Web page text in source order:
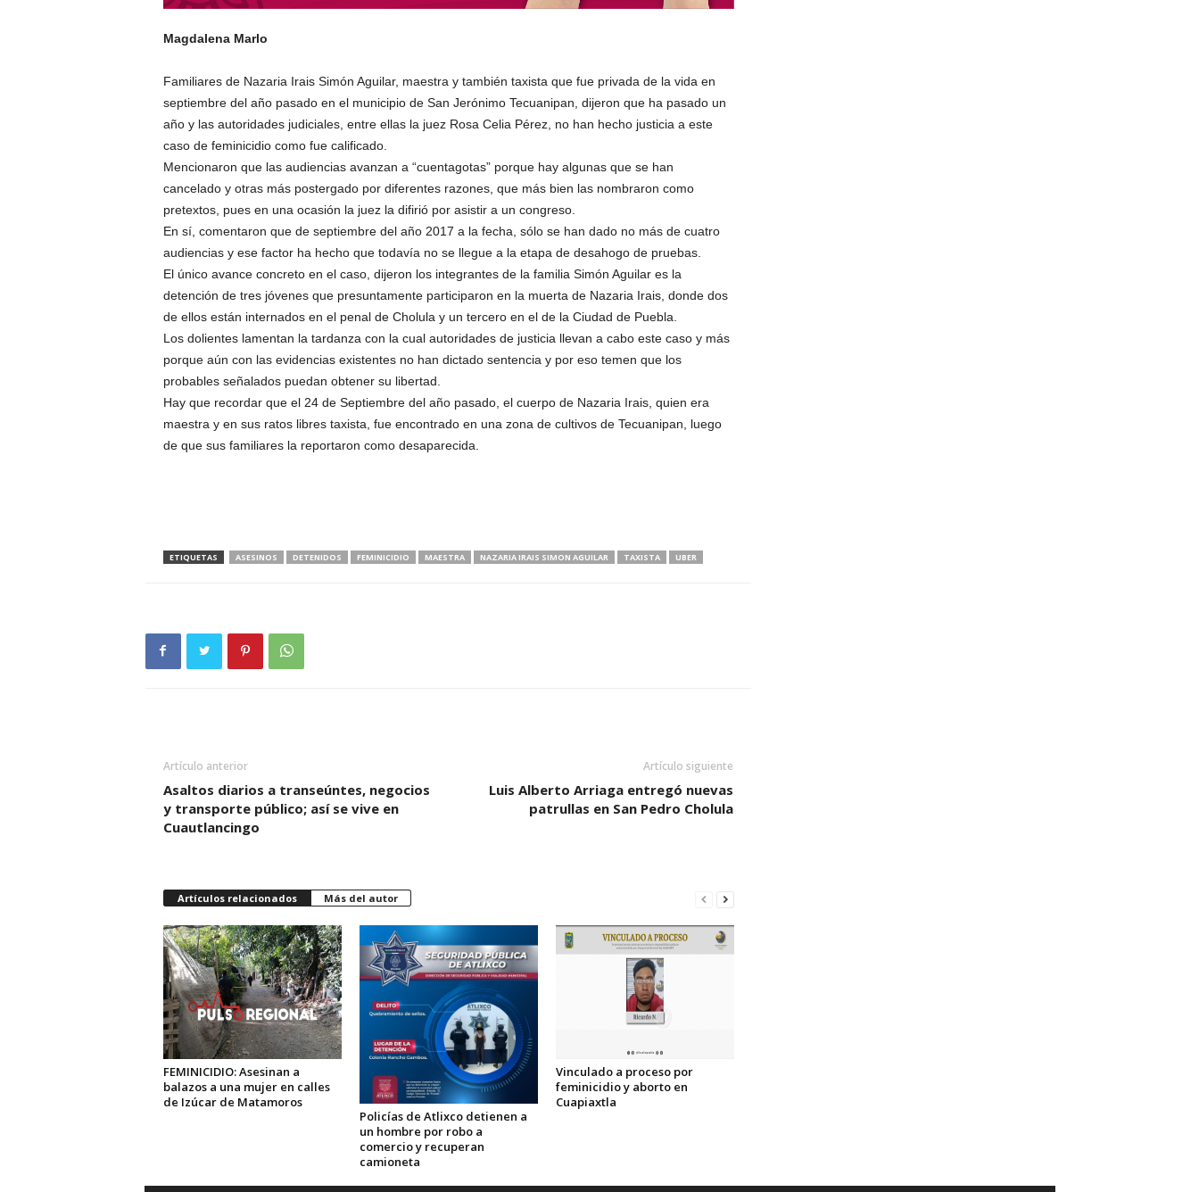
Magdalena Marlo
Familiares de Nazaria Irais Simón Aguilar, maestra y también taxista que fue privada de la vida en
septiembre del año pasado en el municipio de San Jerónimo Tecuanipan, dijeron que ha pasado un
año y las autoridades judiciales, entre ellas la juez Rosa Celia Pérez, no han hecho justicia a este
caso de feminicidio como fue calificado.
Mencionaron que las audiencias avanzan a “cuentagotas” porque hay algunas que se han
cancelado y otras más postergado por diferentes razones, que más bien las nombraron como
pretextos, pues en una ocasión la juez la difirió por asistir a un congreso.
En sí, comentaron que de septiembre del año 2017 a la fecha, sólo se han dado no más de cuatro
audiencias y ese factor ha hecho que todavía no se llegue a la etapa de desahogo de pruebas.
El único avance concreto en el caso, dijeron los integrantes de la familia Simón Aguilar es la
detención de tres jóvenes que presuntamente participaron en la muerta de Nazaria Irais, donde dos
de ellos están internados en el penal de Cholula y un tercero en el de la Ciudad de Puebla.
Los dolientes lamentan la tardanza con la cual autoridades de justicia llevan a cabo este caso y más
porque aún con las evidencias existentes no han dictado sentencia y por eso temen que los
probables señalados puedan obtener su libertad.
Hay que recordar que el 24 de Septiembre del año pasado, el cuerpo de Nazaria Irais, quien era
maestra y en sus ratos libres taxista, fue encontrado en una zona de cultivos de Tecuanipan, luego
de que sus familiares la reportaron como desaparecida.
ETIQUETAS ASESINOS DETENIDOS FEMINICIDIO MAESTRA NAZARIA IRAIS SIMON AGUILAR TAXISTA UBER
Artículo anterior
Asaltos diarios a transeúntes, negocios
y transporte público; así se vive en
Cuautlancingo
Artículo siguiente
Luis Alberto Arriaga entregó nuevas
patrullas en San Pedro Cholula
Artículos relacionados Más del autor
FEMINICIDIO: Asesinan a
balazos a una mujer en calles
de Izúcar de Matamoros
Policías de Atlixco detienen a
un hombre por robo a
comercio y recuperan
camioneta
Vinculado a proceso por
feminicidio y aborto en
Cuapiaxtla